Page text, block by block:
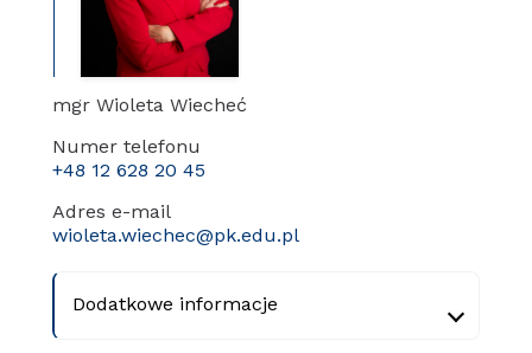
mgr Wioleta Wiecheć
Numer telefonu
+48 12 628 20 45
Adres e-mail
wioleta.wiechec@pk.edu.pl
Dodatkowe informacje